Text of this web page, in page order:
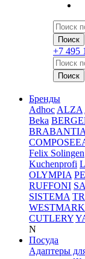
+7 495
Бренды
Adhoc ALZA
Beka
BRABANTIA
Felix Solingen
Kuchenprofi
OLYMPIA
RUFFONI
SISTEMA
WESTMARK
CUTLERY
N
Посуда
Адаптеры